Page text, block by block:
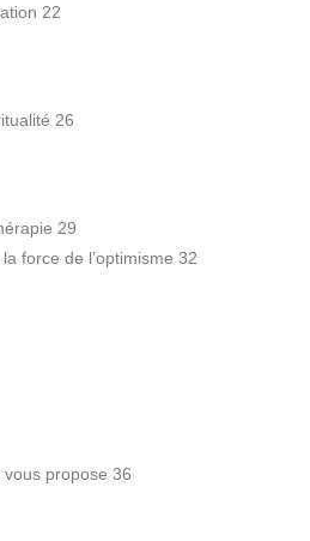
22
26
29
force de l’optimisme 32
vous propose 36